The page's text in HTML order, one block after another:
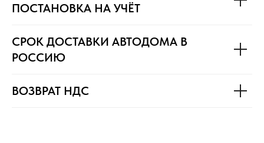
ПОСТАНОВКА НА УЧЁТ
СРОК ДОСТАВКИ АВТОДОМА В
РОССИЮ
ВОЗВРАТ НДС